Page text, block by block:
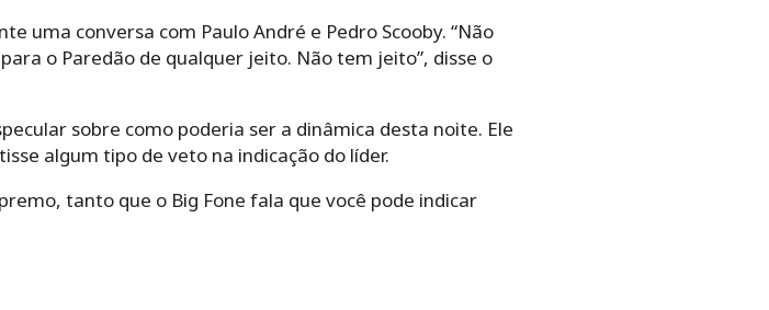
uma conversa com Paulo André e Pedro Scooby. “Não
o Paredão de qualquer jeito. Não tem jeito”, disse o
sobre como poderia ser a dinâmica desta noite. Ele
algum tipo de veto na indicação do líder.
tanto que o Big Fone fala que você pode indicar